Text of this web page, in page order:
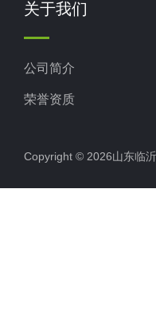
关于我们
公司简介
荣誉资质
Copyright © 2026山东临